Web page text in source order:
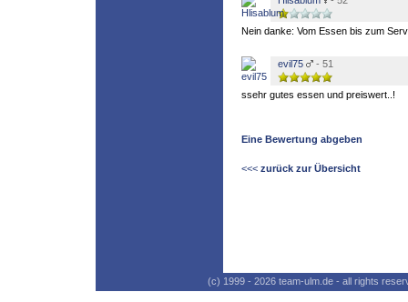
Nein danke: Vom Essen bis zum
evil75 - 51
ssehr gutes essen und preiswert..!
Eine Bewertung abgeben
<<< zurück zur Übersicht
(c) 1999 - 2026 team-ulm.de - all rights